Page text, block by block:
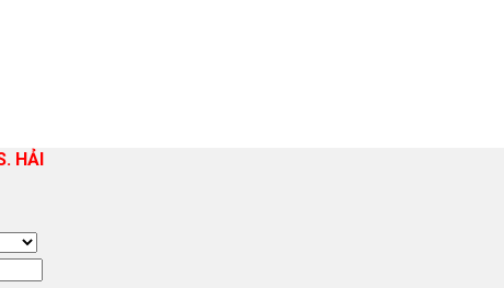
HẢI